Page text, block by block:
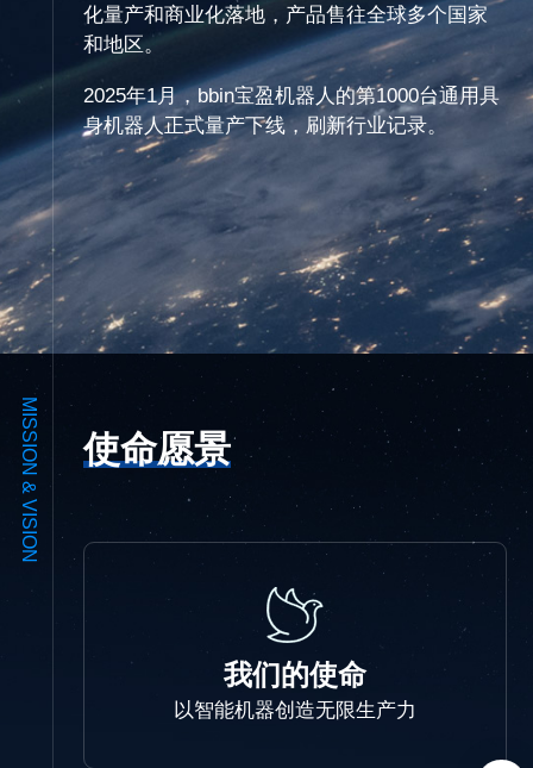
化量产和商业化落地，产品售往全球多个国家
和地区。
2025年1月，bbin宝盈机器人的第1000台通用具
身机器人正式量产下线，刷新行业记录。
MISSION & VISION 使命愿景
我们的使命
以智能机器创造无限生产力